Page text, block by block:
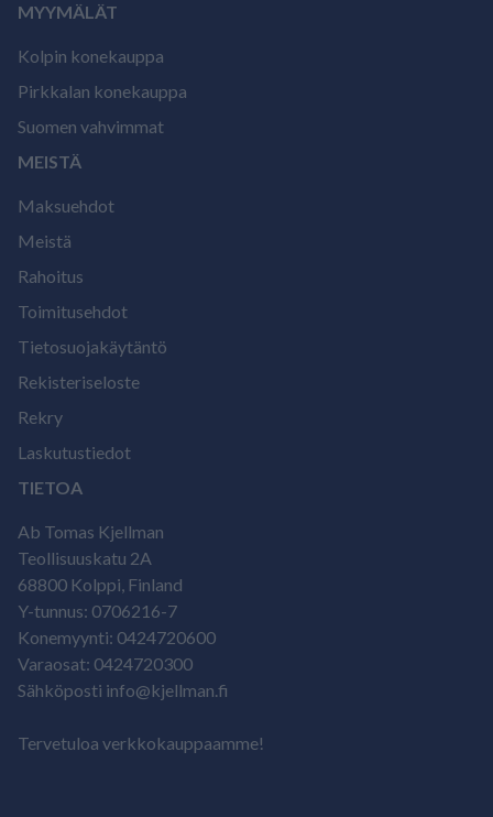
MYYMÄLÄT
Kolpin konekauppa
Pirkkalan konekauppa
Suomen vahvimmat
MEISTÄ
Maksuehdot
Meistä
Rahoitus
Toimitusehdot
Tietosuojakäytäntö
Rekisteriseloste
Rekry
Laskutustiedot
TIETOA
Ab Tomas Kjellman
Teollisuuskatu 2A
68800 Kolppi, Finland
Y-tunnus: 0706216-7
Konemyynti: 0424720600
Varaosat: 0424720300
Sähköposti info@kjellman.fi
Tervetuloa verkkokauppaamme!